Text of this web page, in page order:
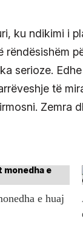
ku ndikimi i
serioze.
të
Zemra
e huaj